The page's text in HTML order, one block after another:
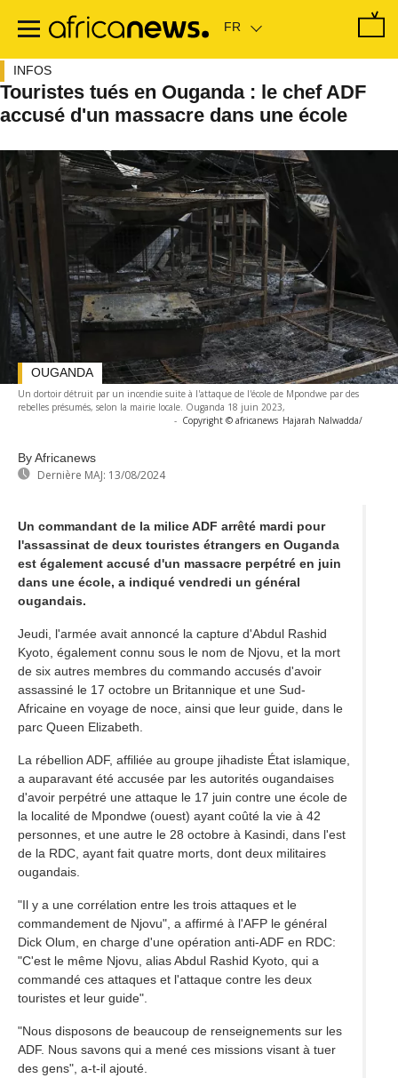
contenu
INFOS
Touristes tués en Ouganda : le chef ADF
accusé d'un massacre dans une école
Un dortoir détruit par un incendie suite à l'attaque de l'école de Mpondwe par des
rebelles présumés, selon la mairie locale. Ouganda 18 juin 2023,
- Copyright © africanews Hajarah Nalwadda/
By Africanews
Dernière MAJ: 13/08/2024
OUGANDA
Un commandant de la milice ADF arrêté mardi pour
l'assassinat de deux touristes étrangers en Ouganda
est également accusé d'un massacre perpétré en juin
dans une école, a indiqué vendredi un général
ougandais.
Jeudi, l'armée avait annoncé la capture d'Abdul Rashid
Kyoto, également connu sous le nom de Njovu, et la mort
de six autres membres du commando accusés d'avoir
assassiné le 17 octobre un Britannique et une Sud-
Africaine en voyage de noce, ainsi que leur guide, dans le
parc Queen Elizabeth.
La rébellion ADF, affiliée au groupe jihadiste État islamique,
a auparavant été accusée par les autorités ougandaises
d'avoir perpétré une attaque le 17 juin contre une école de
la localité de Mpondwe (ouest) ayant coûté la vie à 42
personnes, et une autre le 28 octobre à Kasindi, dans l'est
de la RDC, ayant fait quatre morts, dont deux militaires
ougandais.
"Il y a une corrélation entre les trois attaques et le
commandement de Njovu", a affirmé à l'AFP le général
Dick Olum, en charge d'une opération anti-ADF en RDC:
"C'est le même Njovu, alias Abdul Rashid Kyoto, qui a
commandé ces attaques et l'attaque contre les deux
touristes et leur guide".
"Nous disposons de beaucoup de renseignements sur les
ADF. Nous savons qui a mené ces missions visant à tuer
des gens", a-t-il ajouté.